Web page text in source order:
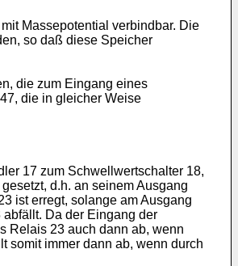
Massepotential verbindbar. Die
so daß diese Speicher
die zum Eingang eines
die in gleicher Weise
17 zum Schwellwertschalter 18,
d.h. an seinem Ausgang
ist erregt, solange am Ausgang
Da der Eingang der
Relais 23 auch dann ab, wenn
somit immer dann ab, wenn durch